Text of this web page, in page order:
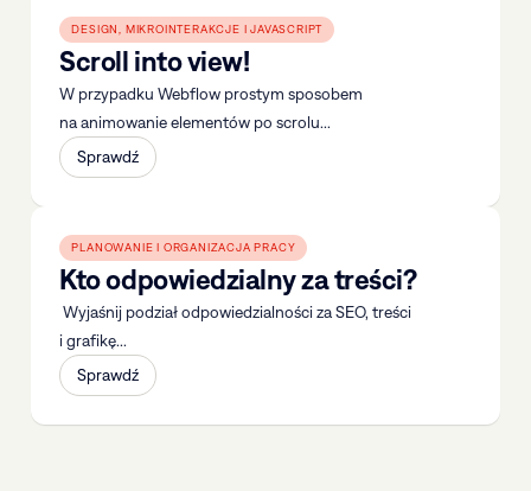
DESIGN, MIKROINTERAKCJE I JAVASCRIPT
Scroll into view!
W przypadku Webflow prostym sposobem
na animowanie elementów po scrolu...
Sprawdź
PLANOWANIE I ORGANIZACJA PRACY
Kto odpowiedzialny za treści?
Wyjaśnij podział odpowiedzialności za SEO, treści
i grafikę...
Sprawdź